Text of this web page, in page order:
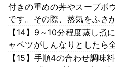
付きの重めの丼やスープボ
です。その際、蒸気をふさ
【14】9～10分程度蒸し煮
ャベツがしんなりとしたら
【15】手順4の合わせ調味